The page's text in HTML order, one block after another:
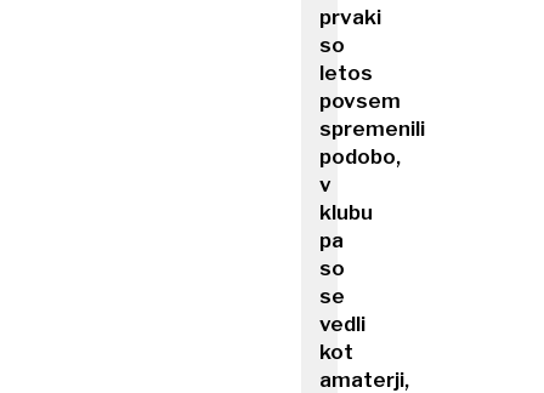
prvaki
so
letos
povsem
spremenili
podobo,
v
klubu
pa
so
se
vedli
kot
amaterji,